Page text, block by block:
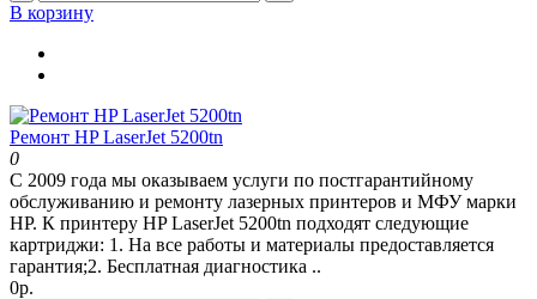
В корзину
Ремонт HP LaserJet 5200tn
0
С 2009 года мы оказываем услуги по постгарантийному
обслуживанию и ремонту лазерных принтеров и МФУ марки
HP. К принтеру HP LaserJet 5200tn подходят следующие
картриджи: 1. На все работы и материалы предоставляется
гарантия;2. Бесплатная диагностика ..
0р.